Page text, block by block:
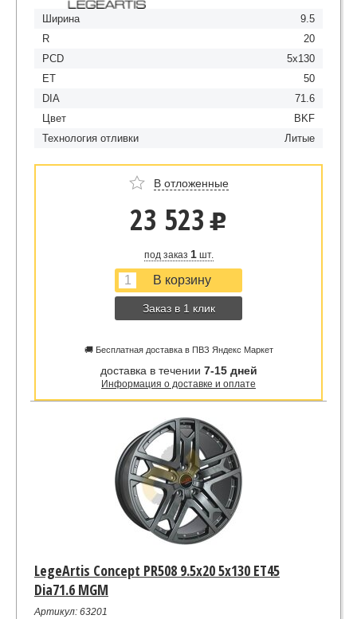
Ширина
9.5
R
20
PCD
5x130
ET
50
DIA
71.6
Цвет
BKF
Технология отливки
Литые
В отложенные
23 523 u
под заказ 1шт.
Заказ в 1 клик
🚚 Бесплатная доставка в ПВЗ Яндекс Маркет
доставка в течении 7-15 дней
Информация о доставке и оплате
LegeArtis Concept PR508 9.5x20 5x130 ET45
Dia71.6 MGM
Артикул: 63201